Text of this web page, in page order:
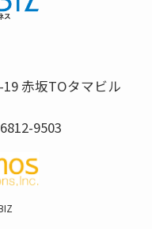
赤坂TOタマビル
9503